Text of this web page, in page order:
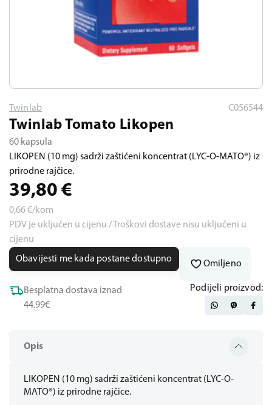
Opis
LIKOPEN (10 mg) sadrži zaštićeni koncentrat (LYC-O-
MATO®) iz prirodne rajčice.
Twinlab C056544
Twinlab Tomato Likopen
60 kapsula
LIKOPEN (10 mg) sadrži zaštićeni koncentrat (LYC-O-MATO®) iz
prirodne rajčice.
39,80 €
0,66€/kom
PDV je uključen u cijenu / Troškovi dostave nisu uključeni u
cijenu
Obavijesti me kada postane dostupno
Omiljeno
Besplatna dostava iznad
44.99€
Podijeli proizvod: